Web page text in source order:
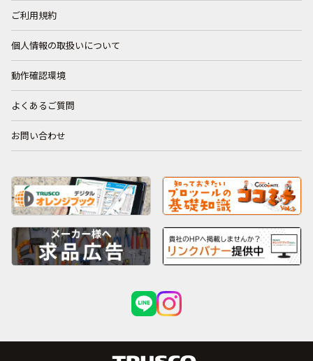
ご利用規約
個人情報の取扱いについて
動作確認環境
よくあるご質問
お問い合わせ